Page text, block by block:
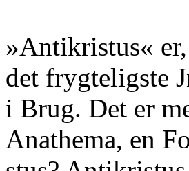
»Antikristus«
det frygteligste
i Brug. Det er
Anathema, en